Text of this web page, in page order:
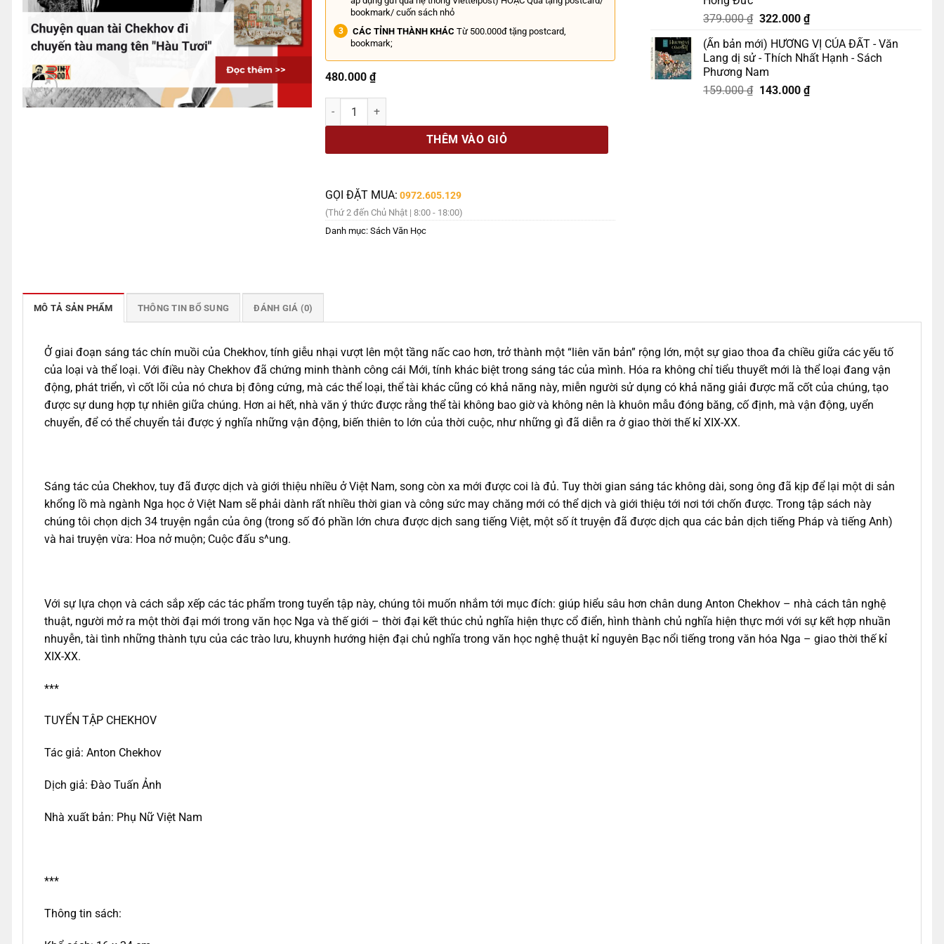
bookmark/ cuốn sách nhỏ
CÁC TỈNH THÀNH KHÁC Từ 500.000đ tặng postcard,
bookmark;
480.000₫
(Bìa cứng) TUYỂN TẬP TRUYỆN NGẮN CHEKHOV - Anton Chekhov - Đào Tuấn Ảnh dịch – Tao Đàn số lượng
THÊM VÀO GIỎ
GỌI ĐẶT MUA: 0972.605.129
(Thứ 2 đến Chủ Nhật | 8:00 - 18:00)
Danh mục:Sách Văn Học
379.000₫ Giá
là:
379.000 ₫.
322.000 ₫Giá
tại
là:
(Ấn bản mới) HƯƠNG VỊ CỦA ĐẤT - Văn
Lang dị sử - Thích Nhất Hạnh - Sách
Phương Nam
159.000₫ Giá
143.000 ₫Giá
MÔ TẢ SẢN PHẨM THÔNG TIN BỔ SUNG ĐÁNH GIÁ (0)
Ở giai đoạn sáng tác chín muồi của Chekhov, tính giễu nhại vượt lên một tầng nấc cao hơn, trở thành một “liên văn bản” rộng lớn, một sự giao thoa đa chiều giữa các yếu tố
của loại và thể loại. Với điều này Chekhov đã chứng minh thành công cái Mới, tính khác biệt trong sáng tác của mình. Hóa ra không chỉ tiểu thuyết mới là thể loại đang vận
động, phát triển, vì cốt lõi của nó chưa bị đông cứng, mà các thể loại, thể tài khác cũng có khả năng này, miễn người sử dụng có khả năng giải được mã cốt của chúng, tạo
được sự dung hợp tự nhiên giữa chúng. Hơn ai hết, nhà văn ý thức được rằng thể tài không bao giờ và không nên là khuôn mẫu đóng băng, cố định, mà vận động, uyển
chuyển, để có thể chuyển tải được ý nghĩa những vận động, biến thiên to lớn của thời cuộc, như những gì đã diễn ra ở giao thời thế kỉ XIX-XX.
Sáng tác của Chekhov, tuy đã được dịch và giới thiệu nhiều ở Việt Nam, song còn xa mới được coi là đủ. Tuy thời gian sáng tác không dài, song ông đã kịp để lại một di sản
khổng lồ mà ngành Nga học ở Việt Nam sẽ phải dành rất nhiều thời gian và công sức may chăng mới có thể dịch và giới thiệu tới nơi tới chốn được. Trong tập sách này
chúng tôi chọn dịch 34 truyện ngắn của ông (trong số đó phần lớn chưa được dịch sang tiếng Việt, một số ít truyện đã được dịch qua các bản dịch tiếng Pháp và tiếng Anh)
và hai truyện vừa: Hoa nở muộn; Cuộc đấu s^ung.
Với sự lựa chọn và cách sắp xếp các tác phẩm trong tuyển tập này, chúng tôi muốn nhắm tới mục đích: giúp hiểu sâu hơn chân dung Anton Chekhov – nhà cách tân nghệ
thuật, người mở ra một thời đại mới trong văn học Nga và thế giới – thời đại kết thúc chủ nghĩa hiện thực cổ điển, hình thành chủ nghĩa hiện thực mới với sự kết hợp nhuần
nhuyễn, tài tình những thành tựu của các trào lưu, khuynh hướng hiện đại chủ nghĩa trong văn học nghệ thuật kỉ nguyên Bạc nổi tiếng trong văn hóa Nga – giao thời thế kỉ
XIX-XX.
***
TUYỂN TẬP CHEKHOV
Tác giả: Anton Chekhov
Dịch giả: Đào Tuấn Ảnh
Nhà xuất bản: Phụ Nữ Việt Nam
***
Thông tin sách: